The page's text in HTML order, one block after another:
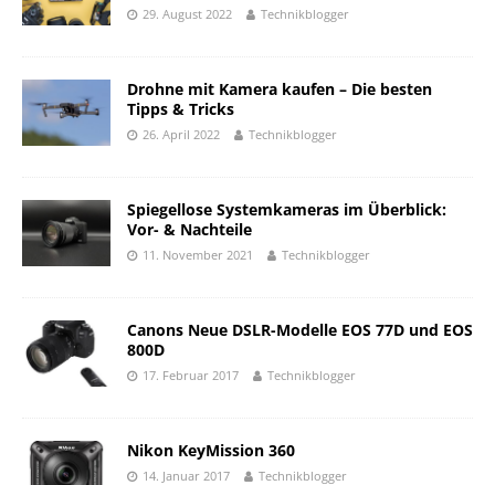
29. August 2022 Technikblogger
Drohne mit Kamera kaufen – Die besten
Tipps & Tricks
26. April 2022 Technikblogger
Spiegellose Systemkameras im Überblick:
Vor- & Nachteile
11. November 2021 Technikblogger
Canons Neue DSLR-Modelle EOS 77D und EOS
800D
17. Februar 2017 Technikblogger
Nikon KeyMission 360
14. Januar 2017 Technikblogger